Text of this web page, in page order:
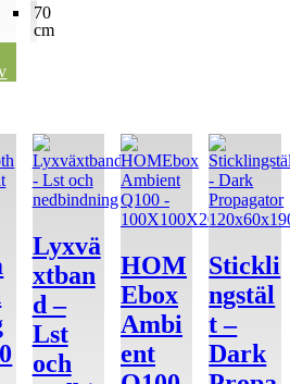
70
cm
Lyxvä
xtban
d –
Lst
och
HOM
Ebox
Ambi
ent
Stickli
ngstäl
t –
Dark